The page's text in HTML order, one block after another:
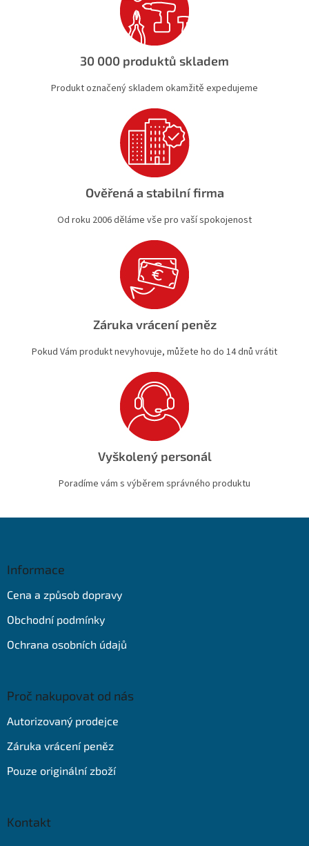
30 000 produktů skladem
Produkt označený skladem okamžitě expedujeme
Ověřená a stabilní firma
Od roku 2006 děláme vše pro vaší spokojenost
Záruka vrácení peněz
Pokud Vám produkt nevyhovuje, můžete ho do 14 dnů vrátit
Vyškolený personál
Poradíme vám s výběrem správného produktu
Informace
Cena a způsob dopravy
Obchodní podmínky
Ochrana osobních údajů
Proč nakupovat od nás
Autorizovaný prodejce
Záruka vrácení peněz
Pouze originální zboží
Kontakt